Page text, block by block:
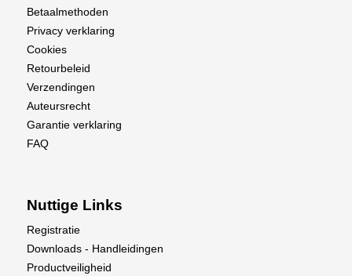
Betaalmethoden
Privacy verklaring
Cookies
Retourbeleid
Verzendingen
Auteursrecht
Garantie verklaring
FAQ
Nuttige Links
Registratie
Downloads - Handleidingen
Productveiligheid